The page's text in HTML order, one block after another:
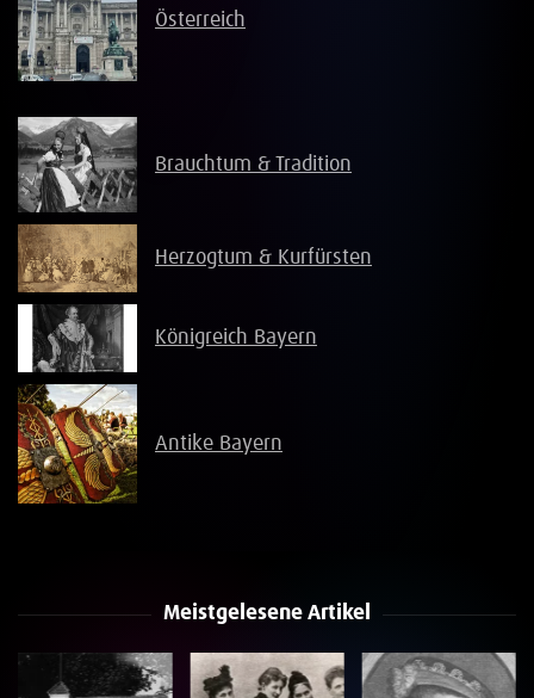
Österreich
Brauchtum & Tradition
Herzogtum & Kurfürsten
Königreich Bayern
Antike Bayern
Meistgelesene Artikel